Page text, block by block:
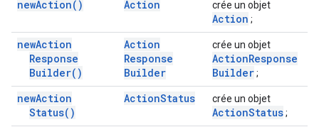
newAction( ) Action crée un objet
Action ;
newAction
Response
Builder( )
Action
Response
Builder
crée un objet
ActionResponse
Builder;
newAction
Status( )
ActionStatus crée un objet
ActionStatus;